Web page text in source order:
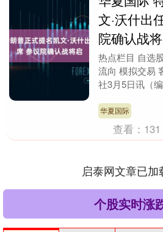
文·沃什出
院确认战
热点栏目 自选
流向 模拟交易
社3月5日讯（
任....
华夏国际
查看： 131
启泰网文章已加
个股实时涨